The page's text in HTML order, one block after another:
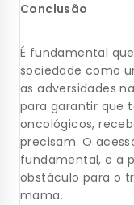
Conclusão
É fundamental
sociedade como
as adversidades
para garantir que
oncológicos,
precisam. O
fundamental, e a
obstáculo para o
mama.